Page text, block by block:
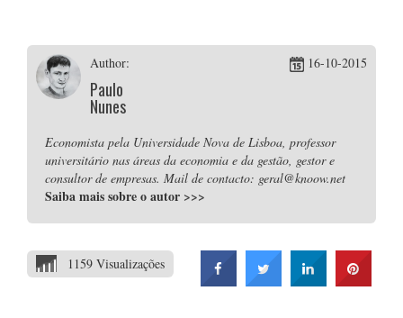
Author:
Paulo
Nunes
16-10-2015
Economista pela Universidade Nova de Lisboa, professor
universitário nas áreas da economia e da gestão, gestor e
consultor de empresas. Mail de contacto: geral@knoow.net
Saiba mais sobre o autor >>>
1159 Visualizações